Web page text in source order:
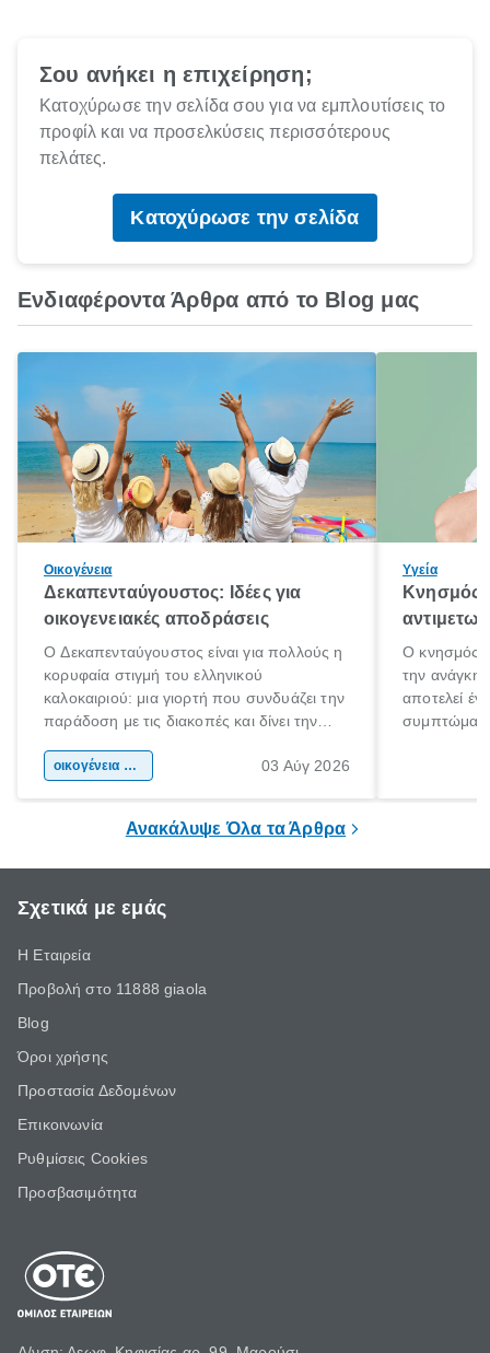
Σου ανήκει η επιχείρηση;
Κατοχύρωσε την σελίδα σου για να εμπλουτίσεις το
προφίλ και να προσελκύσεις περισσότερους
πελάτες.
Κατοχύρωσε την σελίδα
Ενδιαφέροντα Άρθρα από το Blog μας
Οικογένεια
Δεκαπενταύγουστος: Ιδέες για
οικογενειακές αποδράσεις
Ο Δεκαπενταύγουστος είναι για πολλούς η
κορυφαία στιγμή του ελληνικού
καλοκαιριού: μια γιορτή που συνδυάζει την
παράδοση με τις διακοπές και δίνει την
χώρας. Είτε πρόκειται για λίγες μέρες
οικογένεια & παιδί 03 Αύγ 2026
Υγεία
Κνησμός:
Ο κνησμός
την ανάγκη
αποτελεί
Ανακάλυψε Όλα τα Άρθρα
Σχετικά με εμάς
Η Εταιρεία
Προβολή στο 11888 giaola
Blog
Όροι χρήσης
Προστασία Δεδομένων
Επικοινωνία
Ρυθμίσεις Cookies
Προσβασιμότητα